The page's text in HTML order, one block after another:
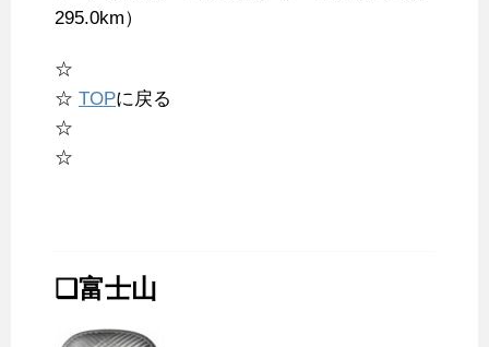
295.0km）
☆
☆ TOPに戻る
☆
☆
❑富士山